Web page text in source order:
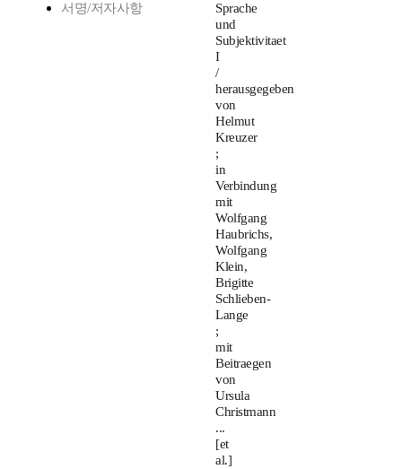
서명/저자사항
Sprache
und
Subjektivitaet
I
/
herausgegeben
von
Helmut
Kreuzer
;
in
Verbindung
mit
Wolfgang
Haubrichs,
Wolfgang
Klein,
Brigitte
Schlieben-
Lange
;
mit
Beitraegen
von
Ursula
Christmann
...
[et
al.]